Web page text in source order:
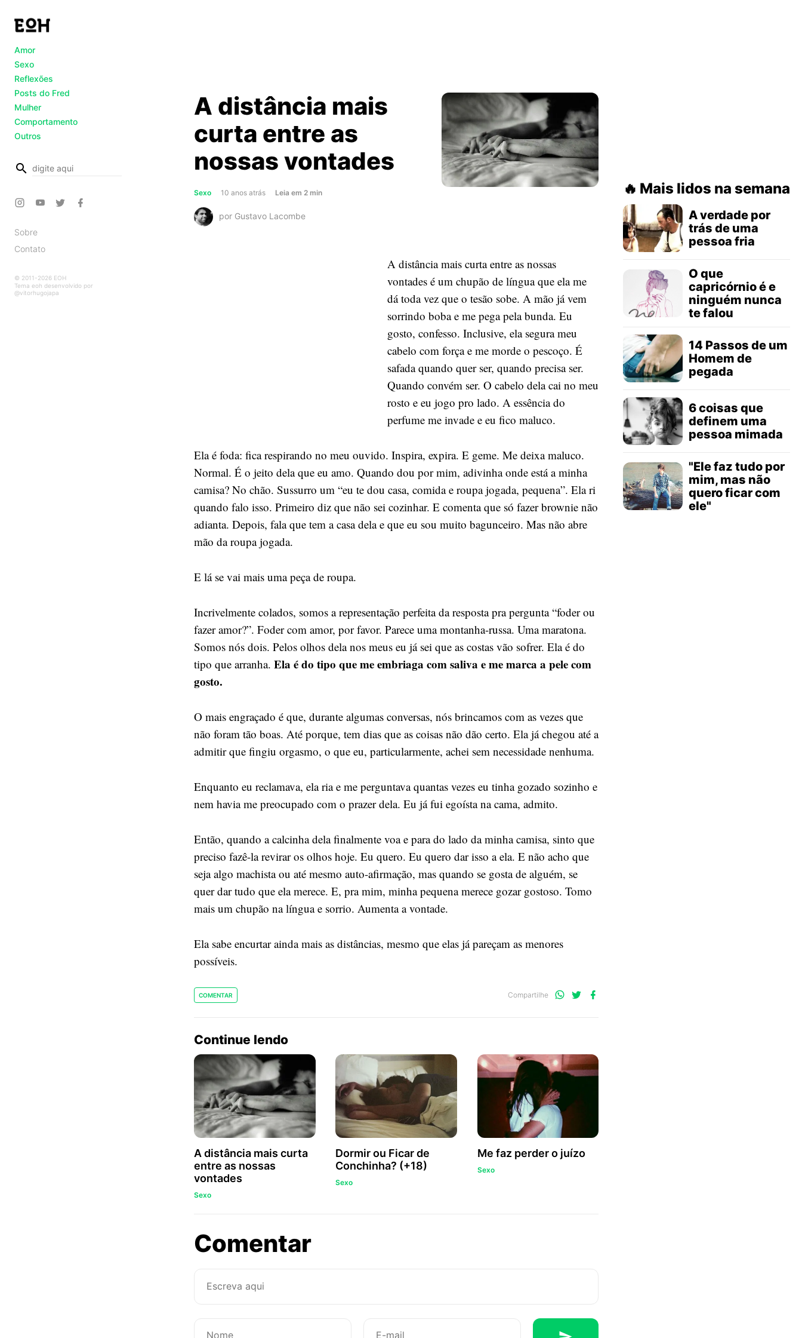
Amor
Sexo
Reflexões
Posts do Fred
Mulher
Comportamento
Outros
busca
Sobre
Contato
© 2011-2026 EOH
Tema eoh desenvolvido por
@vitorhugojapa
A distância mais
curta entre as
nossas vontades
Sexo 10 anos atrás Leiaabout
distância
em2 min
por Gustavo Lacombe
A distância mais curta entre as nossas
vontades é um chupão de língua que ela me
dá toda vez que o tesão sobe. A mão já vem
sorrindo boba e me pega pela bunda. Eu
gosto, confesso. Inclusive, ela segura meu
cabelo com força e me morde o pescoço. É
safada quando quer ser, quando precisa ser.
Quando convém ser. O cabelo dela cai no meu
rosto e eu jogo pro lado. A essência do
perfume me invade e eu fico maluco.
Ela é foda: fica respirando no meu ouvido. Inspira, expira. E geme. Me deixa maluco.
Normal. É o jeito dela que eu amo. Quando dou por mim, adivinha onde está a minha
camisa? No chão. Sussurro um “eu te dou casa, comida e roupa jogada, pequena”. Ela ri
quando falo isso. Primeiro diz que não sei cozinhar. E comenta que só fazer brownie não
adianta. Depois, fala que tem a casa dela e que eu sou muito bagunceiro. Mas não abre
mão da roupa jogada.
E lá se vai mais uma peça de roupa.
Incrivelmente colados, somos a representação perfeita da resposta pra pergunta “foder ou
fazer amor?”. Foder com amor, por favor. Parece uma montanha-russa. Uma maratona.
Somos nós dois. Pelos olhos dela nos meus eu já sei que as costas vão sofrer. Ela é do
tipo que arranha.Ela é do tipo que me embriaga com saliva e me marca a pele com
gosto.
O mais engraçado é que, durante algumas conversas, nós brincamos com as vezes que
não foram tão boas. Até porque, tem dias que as coisas não dão certo. Ela já chegou até a
admitir que fingiu orgasmo, o que eu, particularmente, achei sem necessidade nenhuma.
Enquanto eu reclamava, ela ria e me perguntava quantas vezes eu tinha gozado sozinho e
nem havia me preocupado com o prazer dela. Eu já fui egoísta na cama, admito.
Então, quando a calcinha dela finalmente voa e para do lado da minha camisa, sinto que
preciso fazê-la revirar os olhos hoje. Eu quero. Eu quero dar isso a ela. E não acho que
seja algo machista ou até mesmo auto-afirmação, mas quando se gosta de alguém, se
quer dar tudo que ela merece. E, pra mim, minha pequena merece gozar gostoso. Tomo
mais um chupão na língua e sorrio. Aumenta a vontade.
Ela sabe encurtar ainda mais as distâncias, mesmo que elas já pareçam as menores
possíveis.
COMENTAR Compartilhe
Compartilhe
Compartilhe
Continue lendo
A distância mais curta
entre as nossas
vontades
Sexo
Dormir ou Ficar de
Conchinha? (+18)
Sexo
Me faz perder o juízo
Sexo
Comentarsobre
Mais lidos na semana
A verdade por
trás de uma
pessoa fria
O que
capricórnio é e
ninguém nunca
te falou
14 Passos de um
Homem de
pegada
6 coisas que
definem uma
pessoa mimada
"Ele faz tudo por
mim, mas não
quero ficar com
ele"